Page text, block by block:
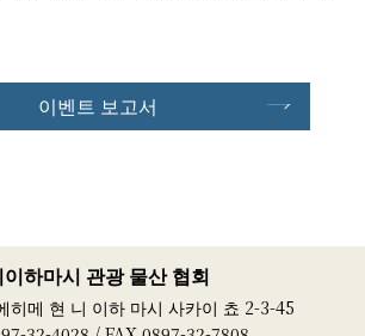
이벤트 보고서
이하마시 관광 물산 협회
히메 현 니 이하 마시 사카이 쵸 2-3-45